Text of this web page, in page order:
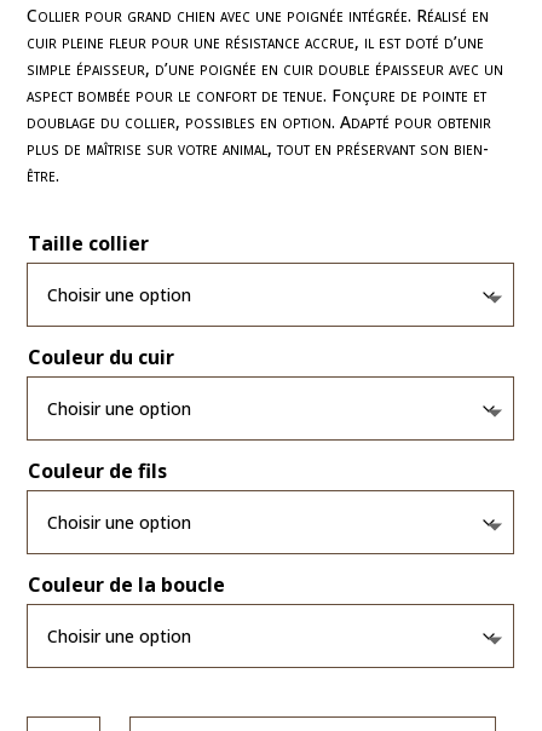
prix :
79,00 €
à
87,00 €
Collier pour grand chien avec une poignée intégrée. Réalisé en
cuir pleine fleur pour une résistance accrue, il est doté d’une
simple épaisseur, d’une poignée en cuir double épaisseur avec un
aspect bombée pour le confort de tenue. Fonçure de pointe et
doublage du collier, possibles en option. Adapté pour obtenir
plus de maîtrise sur votre animal, tout en préservant son bien-
être.
Taille collier
Couleur du cuir
Couleur de fils
Couleur de la boucle